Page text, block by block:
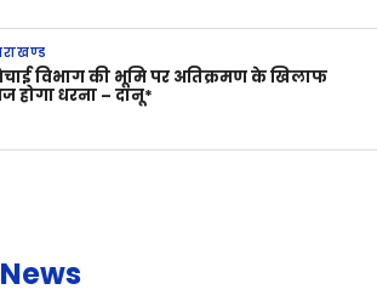
विभाग की भूमि पर अतिक्रमण के खिलाफ
होगा धरना – दानू*